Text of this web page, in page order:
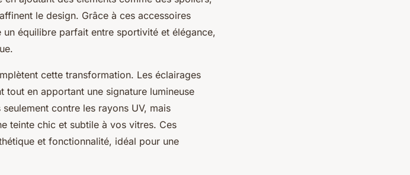
le design. Grâce à ces accessoires
équilibre parfait entre sportivité et élégance,
cette transformation. Les éclairages
tout en apportant une signature lumineuse
contre les rayons UV, mais
teinte chic et subtile à vos vitres. Ces
et fonctionnalité, idéal pour une